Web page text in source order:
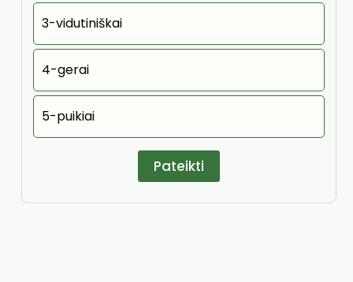
3-vidutiniškai
4-gerai
5-puikiai